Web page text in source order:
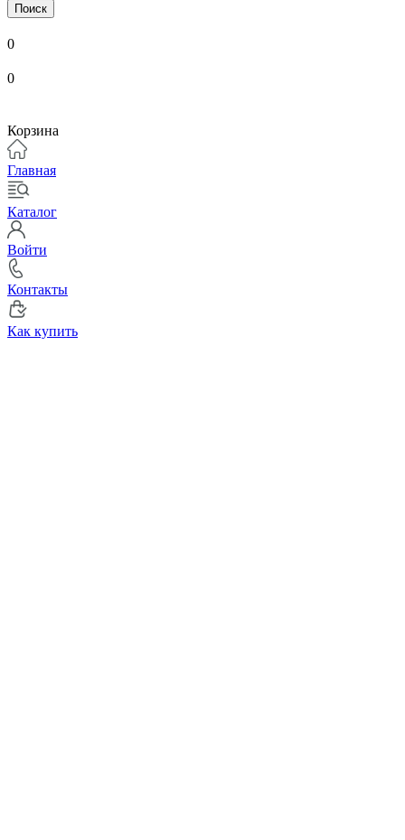
Поиск
0
0
Корзина
Главная
Каталог
Войти
Контакты
Как купить